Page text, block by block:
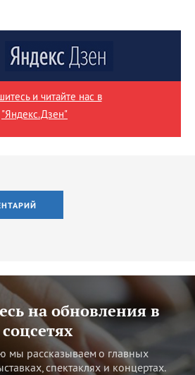
и читайте нас в
"Яндекс.Дзен"
на обновления в
соцсетях
мы рассказываем о главных
спектаклях и концертах.